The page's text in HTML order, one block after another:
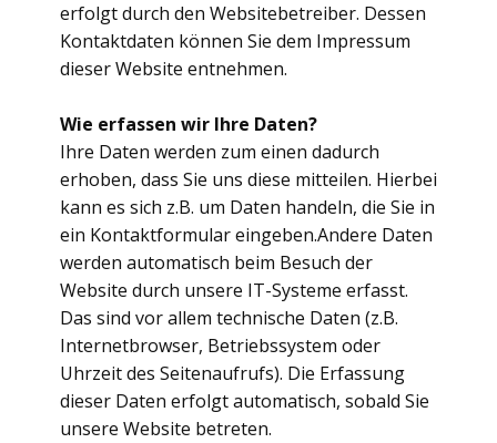
erfolgt durch den Websitebetreiber. Dessen
Kontaktdaten können Sie dem Impressum
dieser Website entnehmen.
Wie erfassen wir Ihre Daten?
Ihre Daten werden zum einen dadurch
erhoben, dass Sie uns diese mitteilen. Hierbei
kann es sich z.B. um Daten handeln, die Sie in
ein Kontaktformular eingeben.Andere Daten
werden automatisch beim Besuch der
Website durch unsere IT-Systeme erfasst.
Das sind vor allem technische Daten (z.B.
Internetbrowser, Betriebssystem oder
Uhrzeit des Seitenaufrufs). Die Erfassung
dieser Daten erfolgt automatisch, sobald Sie
unsere Website betreten.